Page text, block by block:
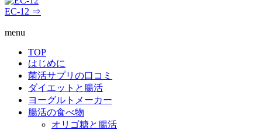
EC-12 ⇒
menu
TOP
はじめに
菌活サプリの口コミ
ダイエットと腸活
ヨーグルトメーカー
腸活の食べ物
オリゴ糖と腸活